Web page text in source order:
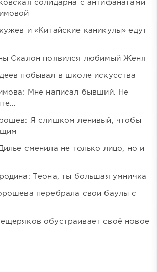
солидарна с антифанатами
и «Китайские каникулы» едут
Скалон появился любимый Женя
побывал в школе искусства
Мне написал бывший. Не
Я слишком ленивый, чтобы
сменила не только лицо, но и
Теона, ты большая умничка
перебрала свои баулы с
обустраивает своё новое